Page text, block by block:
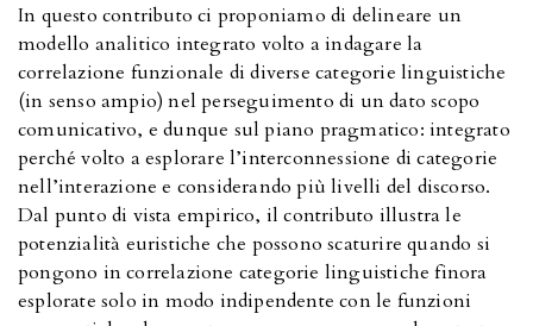
In questo contributo ci proponiamo di delineare un
modello analitico integrato volto a indagare la
correlazione funzionale di diverse categorie linguistiche
(in senso ampio) nel perseguimento di un dato scopo
comunicativo, e dunque sul piano pragmatico: integrato
perché volto a esplorare l’interconnessione di categorie
nell’interazione e considerando più livelli del discorso.
Dal punto di vista empirico, il contributo illustra le
potenzialità euristiche che possono scaturire quando si
pongono in correlazione categorie linguistiche finora
esplorate solo in modo indipendente con le funzioni